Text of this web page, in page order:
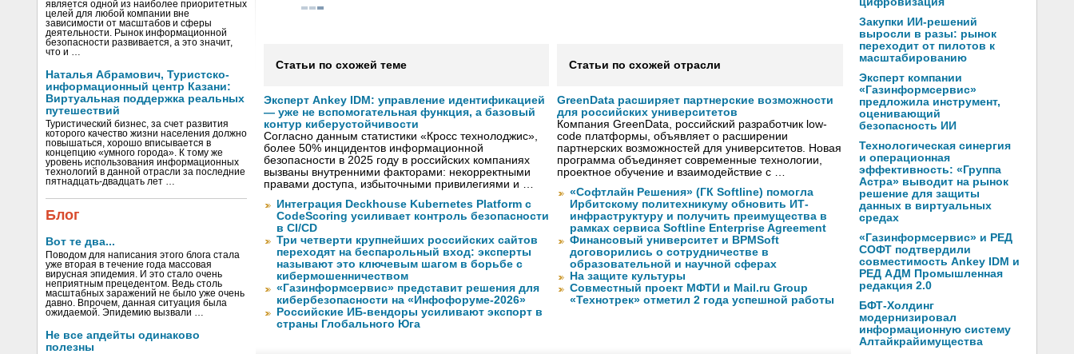
является одной из наиболее приоритетных
целей для любой компании вне
зависимости от масштабов и сферы
деятельности. Рынок информационной
безопасности развивается, а это значит,
что и …
Наталья Абрамович, Туристско-
информационный центр Казани:
Виртуальная поддержка реальных
путешествий
Туристический бизнес, за счет развития
которого качество жизни населения должно
повышаться, хорошо вписывается в
концепцию «умного города». К тому же
уровень использования информационных
технологий в данной отрасли за последние
пятнадцать-двадцать лет …
Блог
Вот те два...
Поводом для написания этого блога стала
уже вторая в течение года массовая
вирусная эпидемия. И это стало очень
неприятным прецедентом. Ведь столь
масштабных заражений не было уже очень
давно. Впрочем, данная ситуация была
ожидаемой. Эпидемию вызвали …
Не все апдейты одинаково
полезны
Статьи по схожей теме
Эксперт Ankey IDM: управление идентификацией
— уже не вспомогательная функция, а базовый
контур киберустойчивости
Согласно данным статистики «Кросс технолоджис»,
более 50% инцидентов информационной
безопасности в 2025 году в российских компаниях
вызваны внутренними факторами: некорректными
правами доступа, избыточными привилегиями и …
Интеграция Deckhouse Kubernetes Platform с
CodeScoring усиливает контроль безопасности
в CI/CD
Три четверти крупнейших российских сайтов
переходят на беспарольный вход: эксперты
называют это ключевым шагом в борьбе с
кибермошенничеством
«Газинформсервис» представит решения для
кибербезопасности на «Инфофоруме-2026»
Российские ИБ-вендоры усиливают экспорт в
страны Глобального Юга
Статьи по схожей отрасли
GreenData расширяет партнерские возможности
для российских университетов
Компания GreenData, российский разработчик low-
code платформы, объявляет о расширении
партнерских возможностей для университетов. Новая
программа объединяет современные технологии,
проектное обучение и взаимодействие с …
«Софтлайн Решения» (ГК Softline) помогла
Ирбитскому политехникуму обновить ИТ-
инфраструктуру и получить преимущества в
рамках сервиса Softline Enterprise Agreement
Финансовый университет и BPMSoft
договорились о сотрудничестве в
образовательной и научной сферах
На защите культуры
Совместный проект МФТИ и Mail.ru Group
«Технотрек» отметил 2 года успешной работы
Закупки ИИ-решений
выросли в разы: рынок
переходит от пилотов к
масштабированию
Эксперт компании
«Газинформсервис»
предложила инструмент,
оценивающий
безопасность ИИ
Технологическая синергия
и операционная
эффективность: «Группа
Астра» выводит на рынок
решение для защиты
данных в виртуальных
средах
«Газинформсервис» и РЕД
СОФТ подтвердили
совместимость Ankey IDM и
РЕД АДМ Промышленная
редакция 2.0
БФТ-Холдинг
модернизировал
информационную систему
Алтайкрайимущества